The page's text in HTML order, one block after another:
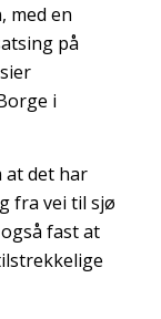
med en
på
i
at det har
fra vei til sjø
fast at